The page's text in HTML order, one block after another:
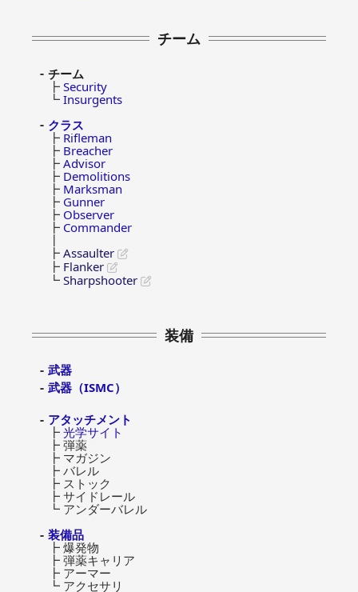
チーム
チーム
┣ Security
┗ Insurgents
クラス
┣ Rifleman
┣ Breacher
┣ Advisor
┣ Demolitions
┣ Marksman
┣ Gunner
┣ Observer
┣ Commander
┃
┣ Assaulter
┣ Flanker
┗ Sharpshooter
装備
武器
武器（ISMC）
アタッチメント
┣ 光学サイト
┣ 弾薬
┣ マガジン
┣ バレル
┣ ストック
┣ サイドレール
┗ アンダーバレル
装備品
┣ 爆発物
┣ 弾薬キャリア
┣ アーマー
┗ アクセサリ